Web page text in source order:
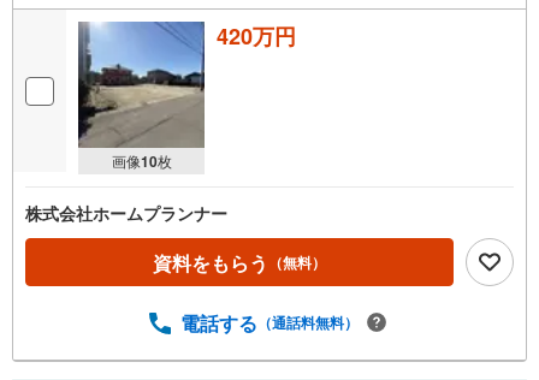
画像10枚
420万円
株式会社ホームプランナー
資料をもらう （無料）
電話する （通話料無料）